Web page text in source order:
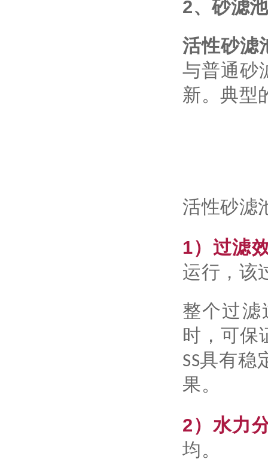
2、砂滤池
活性砂滤
与普通砂
新。典型
活性砂滤
1）过滤
运行，该
整个过滤
时，可保
SS具有
果。
2）水力
均。